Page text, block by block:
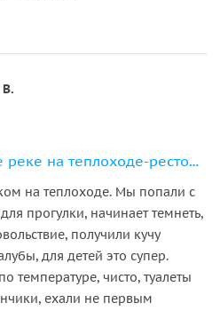
Ройал-круиз по Москве реке на теплоходе-ресторане
на теплоходе. Мы попали с
прогулки, начинает темнеть,
получили кучу
для детей это супер.
температуре, чисто, туалеты
ехали не первым